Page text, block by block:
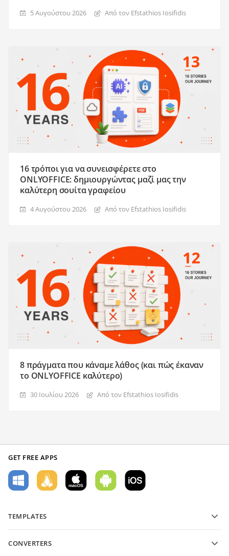
5 Αυγούστου 2026 Από τον Efstathios Iosifidis
16 τρόποι για να συνεισφέρετε στο
ONLYOFFICE: δημιουργώντας μαζί μας την
καλύτερη σουίτα γραφείου
4 Αυγούστου 2026 Από τον Efstathios Iosifidis
8 πράγματα που κάναμε λάθος (και πώς έκαναν
το ONLYOFFICE καλύτερο)
30 Ιουλίου 2026 Από τον Efstathios Iosifidis
GET FREE APPS
TEMPLATES
Text document templates
CONVERTERS